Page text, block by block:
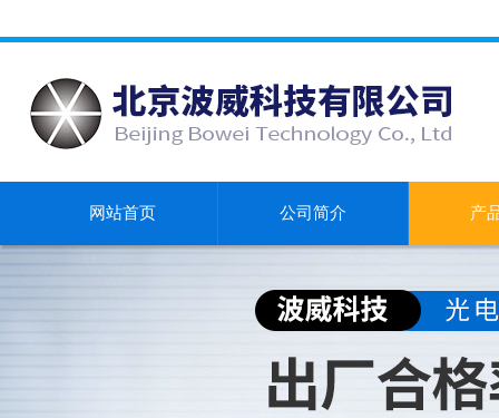
网站首页 公司简介 产